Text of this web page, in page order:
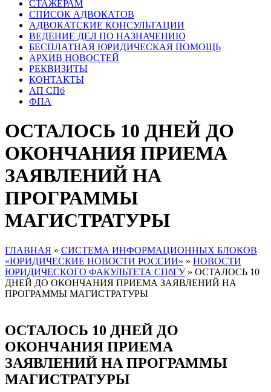
СТАЖЕРАМ
СПИСОК АДВОКАТОВ
АДВОКАТСКИЕ КОНСУЛЬТАЦИИ
ВЕДЕНИЕ ДЕЛ ПО НАЗНАЧЕНИЮ
БЕСПЛАТНАЯ ЮРИДИЧЕСКАЯ ПОМОЩЬ
АРХИВ НОВОСТЕЙ
РЕКВИЗИТЫ
КОНТАКТЫ
АП СПб
ФПА
ОСТАЛОСЬ 10 ДНЕЙ ДО
ОКОНЧАНИЯ ПРИЕМА
ЗАЯВЛЕНИЙ НА
ПРОГРАММЫ
МАГИСТРАТУРЫ
ГЛАВНАЯ » СИСТЕМА ИНФОРМАЦИОННЫХ БЛОКОВ
«ЮРИДИЧЕСКИЕ НОВОСТИ РОССИИ» » НОВОСТИ
ЮРИДИЧЕСКОГО ФАКУЛЬТЕТА СПбГУ» ОСТАЛОСЬ 10
ДНЕЙ ДО ОКОНЧАНИЯ ПРИЕМА ЗАЯВЛЕНИЙ НА
ПРОГРАММЫ МАГИСТРАТУРЫ
ОСТАЛОСЬ 10 ДНЕЙ ДО
ОКОНЧАНИЯ ПРИЕМА
ЗАЯВЛЕНИЙ НА ПРОГРАММЫ
МАГИСТРАТУРЫ